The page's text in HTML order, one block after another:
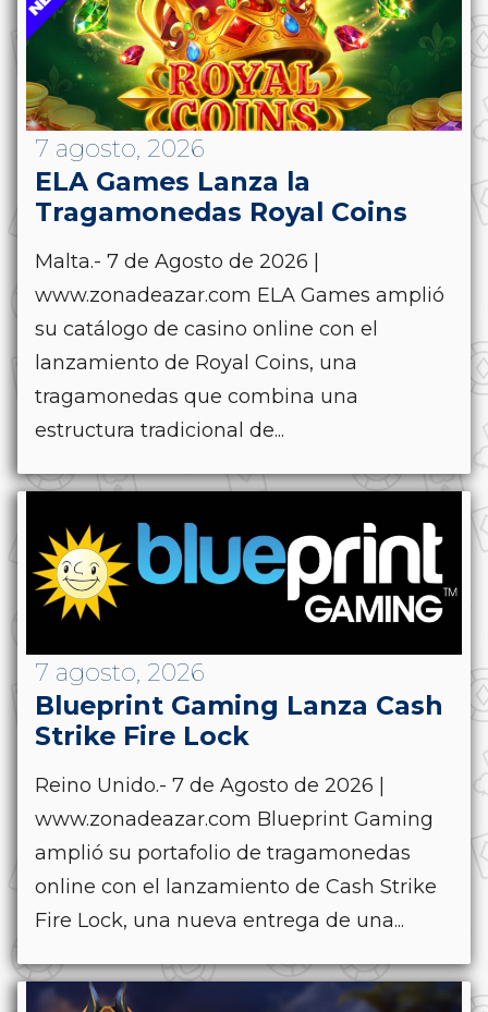
7 agosto, 2026
ELA Games Lanza la
Tragamonedas Royal Coins
Malta.- 7 de Agosto de 2026 |
www.zonadeazar.com ELA Games amplió
su catálogo de casino online con el
lanzamiento de Royal Coins, una
tragamonedas que combina una
estructura tradicional de...
7 agosto, 2026
Blueprint Gaming Lanza Cash
Strike Fire Lock
Reino Unido.- 7 de Agosto de 2026 |
www.zonadeazar.com Blueprint Gaming
amplió su portafolio de tragamonedas
online con el lanzamiento de Cash Strike
Fire Lock, una nueva entrega de una...